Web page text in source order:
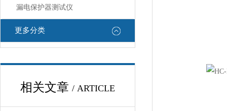
漏电保护器测试仪
更多分类
相关文章 / ARTICLE